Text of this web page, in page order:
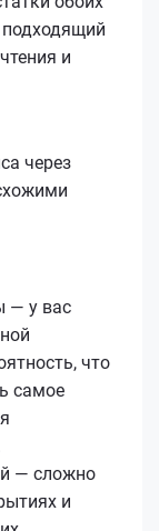
и
через
— у вас
что
самое
— сложно
и